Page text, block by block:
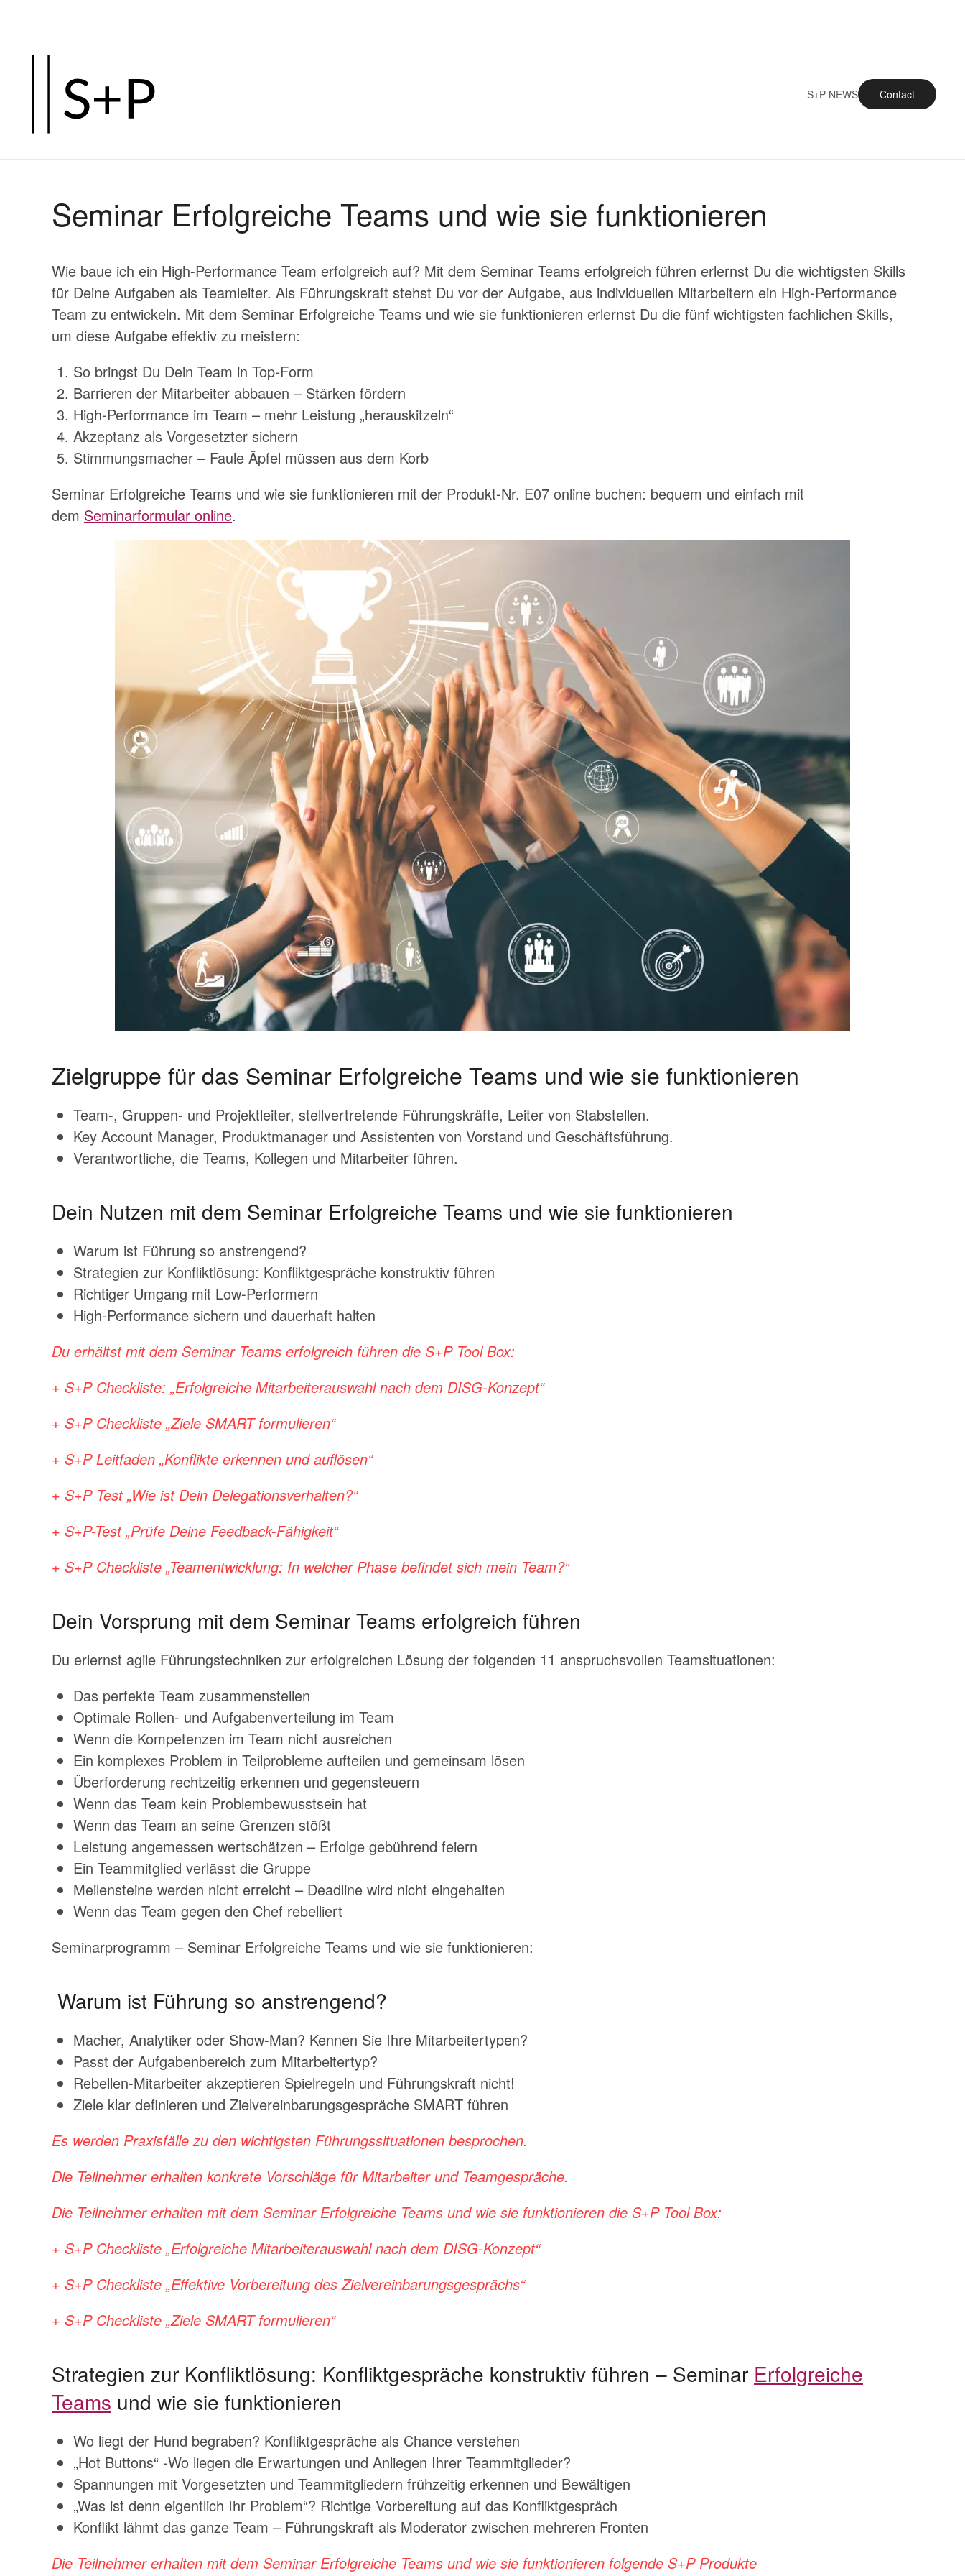
springen
S+P NEWS Contact
Seminar Erfolgreiche Teams und wie sie funktionieren
Wie baue ich ein High-Performance Team erfolgreich auf? Mit dem Seminar Teams erfolgreich führen erlernst Du die wichtigsten Skills
für Deine Aufgaben als Teamleiter. Als Führungskraft stehst Du vor der Aufgabe, aus individuellen Mitarbeitern ein High-Performance
Team zu entwickeln. Mit dem Seminar Erfolgreiche Teams und wie sie funktionieren erlernst Du die fünf wichtigsten fachlichen Skills,
um diese Aufgabe effektiv zu meistern:
So bringst Du Dein Team in Top-Form
Barrieren der Mitarbeiter abbauen – Stärken fördern
High-Performance im Team – mehr Leistung „herauskitzeln“
Akzeptanz als Vorgesetzter sichern
Stimmungsmacher – Faule Äpfel müssen aus dem Korb
Seminar Erfolgreiche Teams und wie sie funktionieren mit der Produkt-Nr. E07 online buchen: bequem und einfach mit
dem Seminarformular online.
Zielgruppe für das Seminar Erfolgreiche Teams und wie sie funktionieren
Team-, Gruppen- und Projektleiter, stellvertretende Führungskräfte, Leiter von Stabstellen.
Key Account Manager, Produktmanager und Assistenten von Vorstand und Geschäftsführung.
Verantwortliche, die Teams, Kollegen und Mitarbeiter führen.
Dein Nutzen mit dem Seminar Erfolgreiche Teams und wie sie funktionieren
Warum ist Führung so anstrengend?
Strategien zur Konfliktlösung: Konfliktgespräche konstruktiv führen
Richtiger Umgang mit Low-Performern
High-Performance sichern und dauerhaft halten
Du erhältst mit dem Seminar Teams erfolgreich führen die S+P Tool Box:
+ S+P Checkliste: „Erfolgreiche Mitarbeiterauswahl nach dem DISG-Konzept“
+ S+P Checkliste „Ziele SMART formulieren“
+ S+P Leitfaden „Konflikte erkennen und auflösen“
+ S+P Test „Wie ist Dein Delegationsverhalten?“
+ S+P-Test „Prüfe Deine Feedback-Fähigkeit“
+ S+P Checkliste „Teamentwicklung: In welcher Phase befindet sich mein Team?“
Dein Vorsprung mit dem Seminar Teams erfolgreich führen
Du erlernst agile Führungstechniken zur erfolgreichen Lösung der folgenden 11 anspruchsvollen Teamsituationen:
Das perfekte Team zusammenstellen
Optimale Rollen- und Aufgabenverteilung im Team
Wenn die Kompetenzen im Team nicht ausreichen
Ein komplexes Problem in Teilprobleme aufteilen und gemeinsam lösen
Überforderung rechtzeitig erkennen und gegensteuern
Wenn das Team kein Problembewusstsein hat
Wenn das Team an seine Grenzen stößt
Leistung angemessen wertschätzen – Erfolge gebührend feiern
Ein Teammitglied verlässt die Gruppe
Meilensteine werden nicht erreicht – Deadline wird nicht eingehalten
Wenn das Team gegen den Chef rebelliert
Seminarprogramm – Seminar Erfolgreiche Teams und wie sie funktionieren:
Warum ist Führung so anstrengend?
Macher, Analytiker oder Show-Man? Kennen Sie Ihre Mitarbeitertypen?
Passt der Aufgabenbereich zum Mitarbeitertyp?
Rebellen-Mitarbeiter akzeptieren Spielregeln und Führungskraft nicht!
Ziele klar definieren und Zielvereinbarungsgespräche SMART führen
Es werden Praxisfälle zu den wichtigsten Führungssituationen besprochen.
Die Teilnehmer erhalten konkrete Vorschläge für Mitarbeiter und Teamgespräche.
Die Teilnehmer erhalten mit dem Seminar Erfolgreiche Teams und wie sie funktionieren die S+P Tool Box:
+ S+P Checkliste „Erfolgreiche Mitarbeiterauswahl nach dem DISG-Konzept“
+ S+P Checkliste „Effektive Vorbereitung des Zielvereinbarungsgesprächs“
+ S+P Checkliste „Ziele SMART formulieren“
Strategien zur Konfliktlösung: Konfliktgespräche konstruktiv führen – Seminar Erfolgreiche
Teams und wie sie funktionieren
Wo liegt der Hund begraben? Konfliktgespräche als Chance verstehen
„Hot Buttons“ -Wo liegen die Erwartungen und Anliegen Ihrer Teammitglieder?
Spannungen mit Vorgesetzten und Teammitgliedern frühzeitig erkennen und Bewältigen
„Was ist denn eigentlich Ihr Problem“? Richtige Vorbereitung auf das Konfliktgespräch
Konflikt lähmt das ganze Team – Führungskraft als Moderator zwischen mehreren Fronten
Die Teilnehmer erhalten mit dem Seminar Erfolgreiche Teams und wie sie funktionieren folgende S+P Produkte